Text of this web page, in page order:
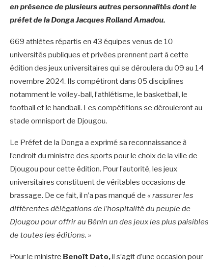
en présence de plusieurs autres personnalités dont le
préfet de la Donga Jacques Rolland Amadou.
669 athlètes répartis en 43 équipes venus de 10
universités publiques et privées prennent part à cette
édition des jeux universitaires qui se déroulera du 09 au 14
novembre 2024. Ils compétiront dans 05 disciplines
notamment le volley-ball, l’athlétisme, le basketball, le
football et le handball. Les compétitions se dérouleront au
stade omnisport de Djougou.
Le Préfet de la Donga a exprimé sa reconnaissance à
l’endroit du ministre des sports pour le choix de la ville de
Djougou pour cette édition. Pour l’autorité, les jeux
universitaires constituent de véritables occasions de
brassage. De ce fait, il n’a pas manqué de « rassurer les
différentes délégations de l’hospitalité du peuple de
Djougou pour offrir au Bénin un des jeux les plus paisibles
de toutes les éditions. »
Pour le ministre Benoît Dato,il s’agit d’une occasion pour